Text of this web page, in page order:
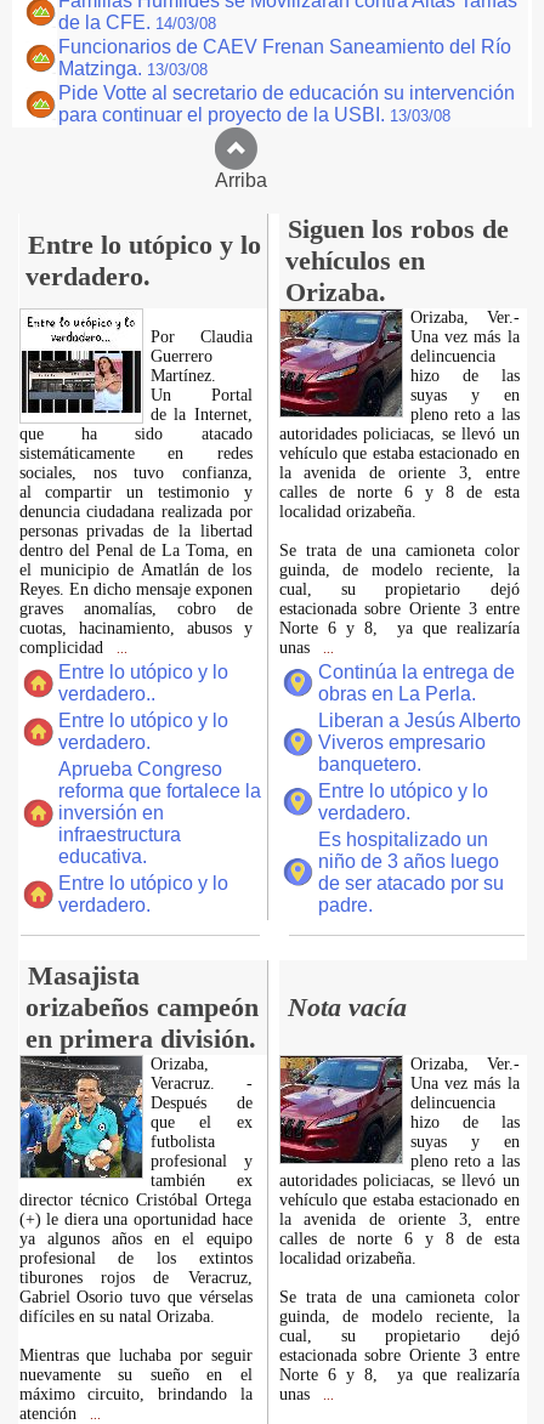
de la CFE. 14/03/08
Funcionarios de CAEV Frenan Saneamiento del Río
Matzinga. 13/03/08
Pide Votte al secretario de educación su intervención
para continuar el proyecto de la USBI. 13/03/08
Arriba
Entre lo utópico y lo
verdadero.
Siguen los robos de
vehículos en
Orizaba.
Por Claudia
Guerrero
Martínez.
​Un Portal
de la Internet,
que ha sido atacado
sistemáticamente en redes
sociales, nos tuvo confianza,
al compartir un testimonio y
denuncia ciudadana realizada por
personas privadas de la libertad
dentro del Penal de La Toma, en
el municipio de Amatlán de los
Reyes. En dicho mensaje exponen
graves anomalías, cobro de
cuotas, hacinamiento, abusos y
complicidad
Entre lo utópico y lo
verdadero..
Entre lo utópico y lo
verdadero.
Aprueba Congreso
reforma que fortalece la
inversión en
infraestructura
educativa.
Entre lo utópico y lo
verdadero.
Orizaba, Ver.-
Una vez más la
delincuencia
hizo de las
suyas y en
pleno reto a las
autoridades policiacas, se llevó un
vehículo que estaba estacionado en
la avenida de oriente 3, entre
calles de norte 6 y 8 de esta
localidad orizabeña.
Se trata de una camioneta color
guinda, de modelo reciente, la
cual, su propietario dejó
estacionada sobre Oriente 3 entre
Norte 6 y 8, ya que realizaría
unas
Continúa la entrega de
obras en La Perla.
Liberan a Jesús Alberto
Viveros empresario
banquetero.
Entre lo utópico y lo
verdadero.
Es hospitalizado un
niño de 3 años luego
de ser atacado por su
padre.
Masajista
orizabeños campeón
en primera división.
Nota vacía
Orizaba,
Veracruz. -
Después de
que el ex
futbolista
profesional y
también ex
director técnico Cristóbal Ortega
(+) le diera una oportunidad hace
ya algunos años en el equipo
profesional de los extintos
tiburones rojos de Veracruz,
Gabriel Osorio tuvo que vérselas
difíciles en su natal Orizaba.
Mientras que luchaba por seguir
nuevamente su sueño en el
máximo circuito, brindando la
atención
Orizaba, Ver.-
Una vez más la
delincuencia
hizo de las
suyas y en
pleno reto a las
autoridades policiacas, se llevó un
vehículo que estaba estacionado en
la avenida de oriente 3, entre
calles de norte 6 y 8 de esta
localidad orizabeña.
Se trata de una camioneta color
guinda, de modelo reciente, la
cual, su propietario dejó
estacionada sobre Oriente 3 entre
Norte 6 y 8, ya que realizaría
unas